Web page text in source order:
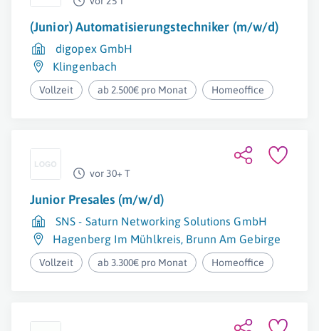
(Junior) Automatisierungstechniker (m/w/d)
digopex GmbH
Klingenbach
Vollzeit ab 2.500€ pro Monat Homeoffice
vor 30+ T
Junior Presales (m/w/d)
SNS - Saturn Networking Solutions GmbH
Hagenberg Im Mühlkreis, Brunn Am Gebirge
Vollzeit ab 3.300€ pro Monat Homeoffice